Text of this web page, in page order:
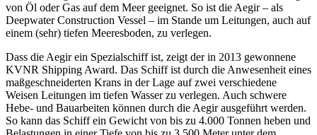
von Öl oder Gas auf dem Meer geeignet. So ist die Aegir – als
Deepwater Construction Vessel – im Stande um Leitungen, auch auf
einem (sehr) tiefen Meeresboden, zu verlegen.
Dass die Aegir ein Spezialschiff ist, zeigt der in 2013 gewonnene
KVNR Shipping Award. Das Schiff ist durch die Anwesenheit eines
maßgeschneiderten Krans in der Lage auf zwei verschiedene
Weisen Leitungen im tiefen Wasser zu verlegen. Auch schwere
Hebe- und Bauarbeiten können durch die Aegir ausgeführt werden.
So kann das Schiff ein Gewicht von bis zu 4.000 Tonnen heben und